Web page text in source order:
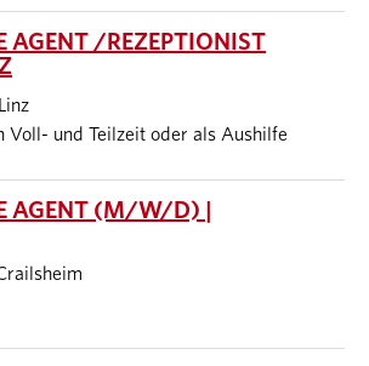
AGENT /REZEPTIONIST
Voll- und Teilzeit oder als Aushilfe
AGENT (M/W/D) |